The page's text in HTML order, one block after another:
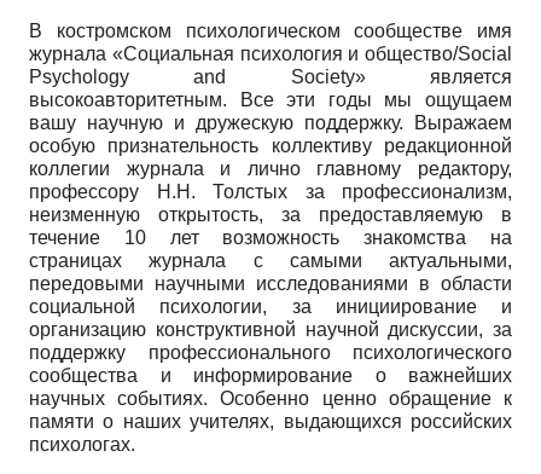
В костромском психологическом сообществе имя
журнала «Социальная психология и общество/Social
Psychology and Society» является
высокоавторитетным. Все эти годы мы ощущаем
вашу научную и дружескую поддержку. Выражаем
особую признательность коллективу редакционной
коллегии журнала и лично главному редактору,
профессору Н.Н. Толстых за профессионализм,
неизменную открытость, за предоставляемую в
течение 10 лет возможность знакомства на
страницах журнала с самыми актуальными,
передовыми научными исследованиями в области
социальной психологии, за инициирование и
организацию конструктивной научной дискуссии, за
поддержку профессионального психологического
сообщества и информирование о важнейших
научных событиях. Особенно ценно обращение к
памяти о наших учителях, выдающихся российских
психологах.